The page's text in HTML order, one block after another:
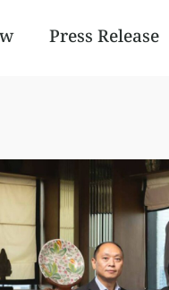
Press Release